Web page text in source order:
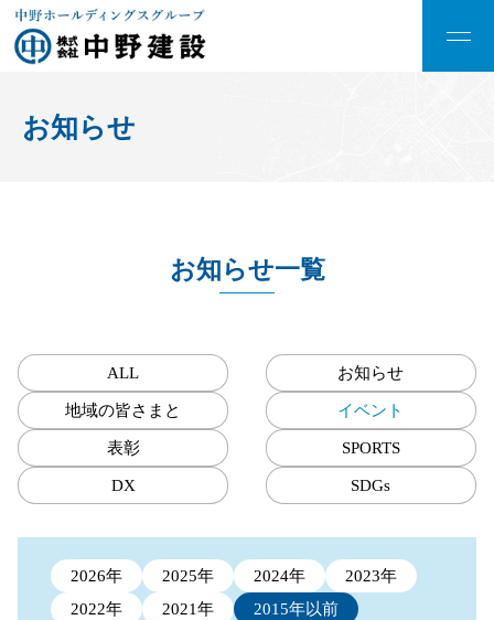
お知らせ
お知らせ一覧
ALL お知らせ
地域の皆さまと イベント
表彰 SPORTS
DX SDGs
2026年 2025年 2024年
2023年
2022年
2021年 2015年以前